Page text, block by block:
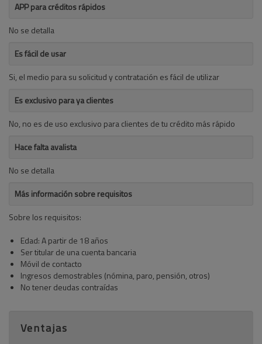
APP para créditos rápidos
No se detalla
Es fácil de usar
Si, el medio para su solicitud y contratación es fácil de utilizar
Es exclusivo para ya clientes
No, no es de uso exclusivo para clientes de tu crédito más rápido
Hace falta avalista
No se detalla
Más información sobre requisitos
Sobre los requisitos:
Edad: A partir de 18 años
Ser titular de una cuenta bancaria
Móvil de contacto
Ingresos demostrables (nómina, paro, pensión, otros)
No tener deudas contraídas
Ventajas